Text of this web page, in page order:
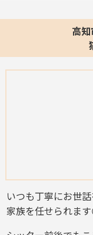
高
いつも丁寧にお世
家族を任せられま